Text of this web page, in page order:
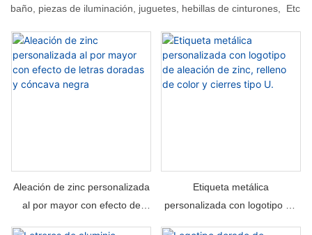
baño, piezas de iluminación, juguetes, hebillas de cinturones, Etc
Aleación de zinc personalizada
al por mayor con efecto de
Etiqueta metálica
personalizada con logotipo de